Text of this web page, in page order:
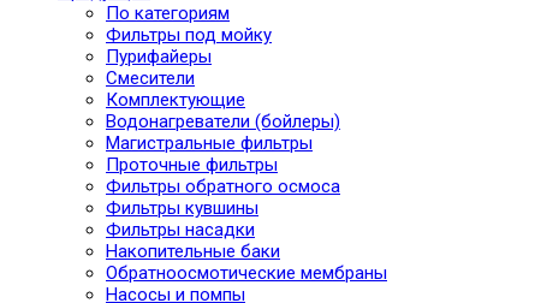
По категориям
Фильтры под мойку
Пурифайеры
Смесители
Комплектующие
Водонагреватели (бойлеры)
Магистральные фильтры
Проточные фильтры
Фильтры обратного осмоса
Фильтры кувшины
Фильтры насадки
Накопительные баки
Обратноосмотические мембраны
Насосы и помпы